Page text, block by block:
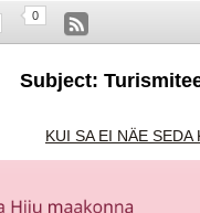
0
Subject:
KUI SA EI NÄE SEDA